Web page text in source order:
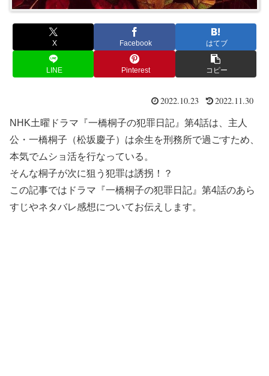
X Facebook はてブ
LINE Pinterest コピー
2022.10.23 2022.11.30
NHK土曜ドラマ『一橋桐子の犯罪日記』第4話は、主人
公・一橋桐子（松坂慶子）は余生を刑務所で過ごすため、
本気でムショ活を行なっている。
そんな桐子が次に狙う犯罪は誘拐！？
この記事ではドラマ『一橋桐子の犯罪日記』第4話のあら
すじやネタバレ感想についてお伝えします。